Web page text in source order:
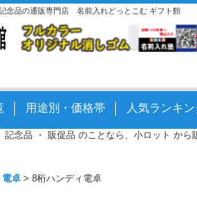
念品の通販専門店 名前入れどっとこむ ギフト館
用途別・価格帯 人気ランキ
記念品 ・ 販促品 のことなら、小ロット か
電卓 > 8桁ハンディ電卓